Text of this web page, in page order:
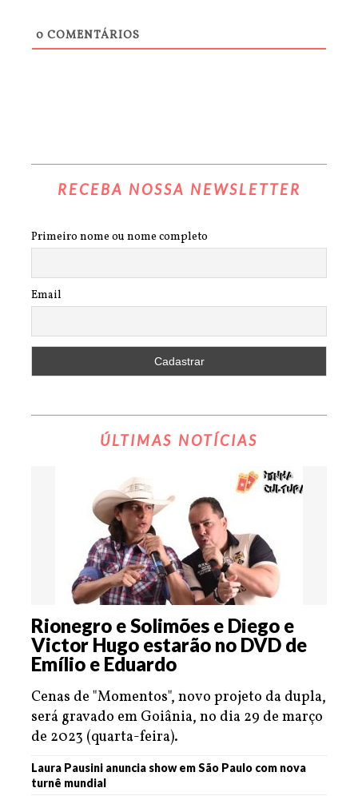
0 COMENTÁRIOS
RECEBA NOSSA NEWSLETTER
Primeiro nome ou nome completo
Email
ÚLTIMAS NOTÍCIAS
Rionegro e Solimões e Diego e
Victor Hugo estarão no DVD de
Emílio e Eduardo
Cenas de "Momentos", novo projeto da dupla,
será gravado em Goiânia, no dia 29 de março
de 2023 (quarta-feira).
Laura Pausini anuncia show em São Paulo com nova
turnê mundial